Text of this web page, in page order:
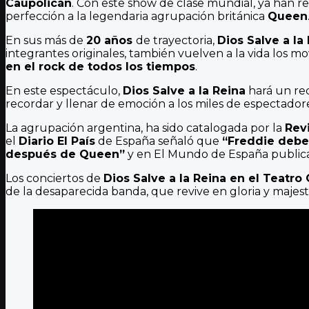
Caupolicán. Con este show de clase mundial, ya han
perfección a la legendaria agrupación británica Queen
En sus más de 20 años de trayectoria, Dios Salve a la
integrantes originales, también vuelven a la vida los
en el rock de todos los tiempos.
En este espectáculo, Dios Salve a la Reina hará un
recordar y llenar de emoción a los miles de
La agrupación argentina, ha sido catalogada por la
el
Diario El País de España señaló que “Freddie
después de Queen” y en El Mundo de España
Los conciertos de Dios Salve a la Reina en el Teatro
de la desaparecida banda, que revive en gloria y